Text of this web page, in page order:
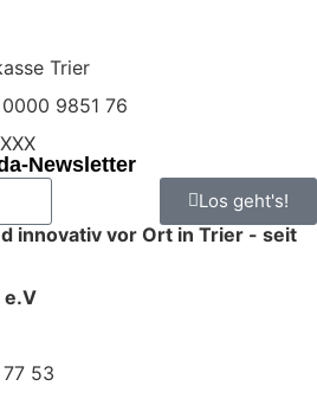
Trier
9851 76
Newsletter
Los geht's!
innovativ vor Ort in Trier - seit
e.V
53